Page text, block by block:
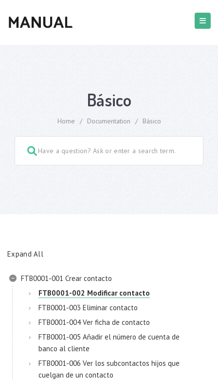
Básico
Home / Documentation / Básico
Expand All
FTB0001-001 Crear contacto
FTB0001-002 Modificar contacto
FTB0001-003 Eliminar contacto
FTB0001-004 Ver ficha de contacto
FTB0001-005 Añadir el número de cuenta de
banco al cliente
FTB0001-006 Ver los subcontactos hijos que
cuelgan de un contacto